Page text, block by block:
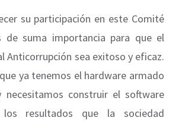
su participación en este Comité
de suma importancia para que el
Anticorrupción sea exitoso y eficaz.
ya tenemos el hardware armado
necesitamos construir el software
resultados que la sociedad